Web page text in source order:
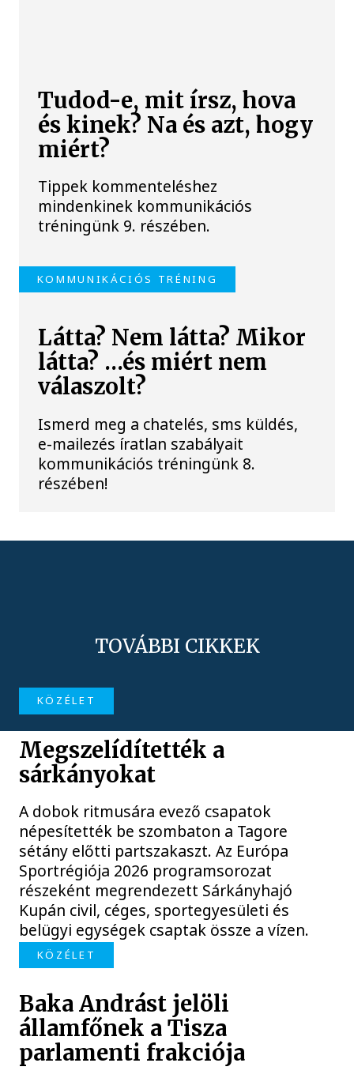
Tudod-e, mit írsz, hova
és kinek? Na és azt, hogy
miért?
Tippek kommenteléshez
mindenkinek kommunikációs
tréningünk 9. részében.
KOMMUNIKÁCIÓS TRÉNING
Látta? Nem látta? Mikor
látta? …és miért nem
válaszolt?
Ismerd meg a chatelés, sms küldés,
e-mailezés íratlan szabályait
kommunikációs tréningünk 8.
részében!
TOVÁBBI CIKKEK
KÖZÉLET
Megszelídítették a
sárkányokat
A dobok ritmusára evező csapatok
népesítették be szombaton a Tagore
sétány előtti partszakaszt. Az Európa
Sportrégiója 2026 programsorozat
részeként megrendezett Sárkányhajó
Kupán civil, céges, sportegyesületi és
belügyi egységek csaptak össze a vízen.
KÖZÉLET
Baka Andrást jelöli
államfőnek a Tisza
parlamenti frakciója